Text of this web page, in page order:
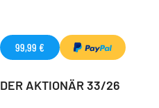
99,99 €
DER AKTIONÄR 33/26